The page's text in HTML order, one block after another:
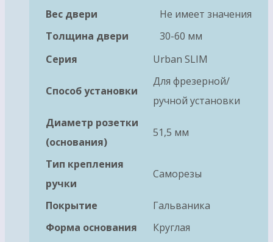
Вес двери
Не имеет значения
Толщина двери
30-60 мм
Серия
Urban SLIM
Способ установки
Для фрезерной/
ручной установки
Диаметр розетки
(основания)
51,5 мм
Тип крепления
ручки
Саморезы
Покрытие
Гальваника
Форма основания
Круглая